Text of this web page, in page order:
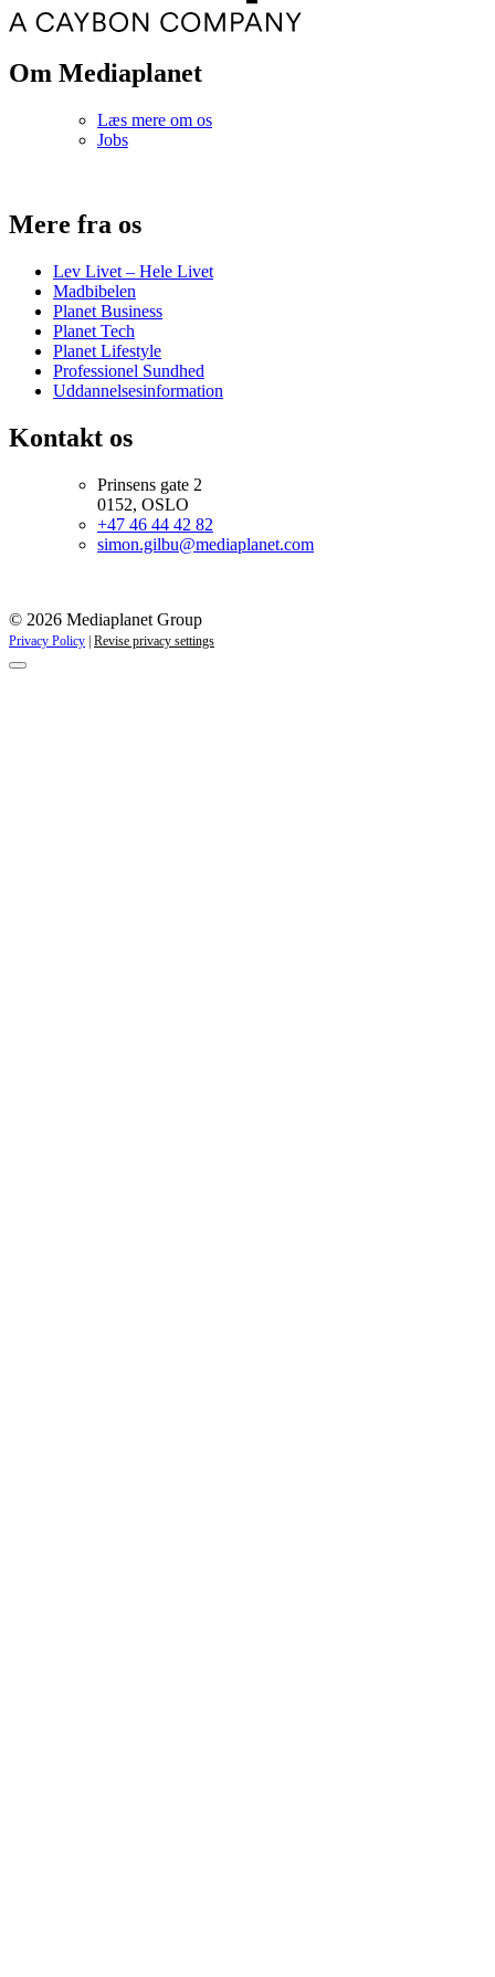
Om Mediaplanet
Læs mere om os
Jobs
Mere fra os
Lev Livet – Hele Livet
Madbibelen
Planet Business
Planet Tech
Planet Lifestyle
Professionel Sundhed
Uddannelsesinformation
Kontakt os
Prinsens gate 2
0152, OSLO
+47 46 44 42 82
simon.gilbu@mediaplanet.com
© 2026 Mediaplanet Group
Privacy Policy | Revise privacy settings